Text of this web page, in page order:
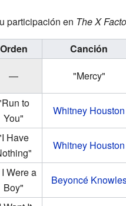
participación en The X
Orden Canción
— "Mercy"
to
You"
Whitney Houston
Have
Whitney Houston
Were a
Boy"
Beyoncé